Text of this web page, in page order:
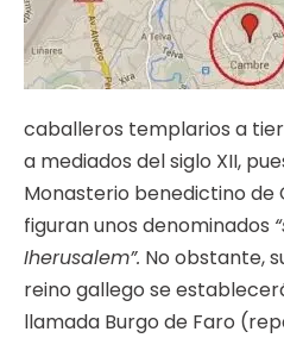
caballeros templarios a
a mediados del siglo XII,
Monasterio benedictino de
figuran unos denominados
Iherusalem”. No obstante,
reino gallego se
llamada Burgo de Faro